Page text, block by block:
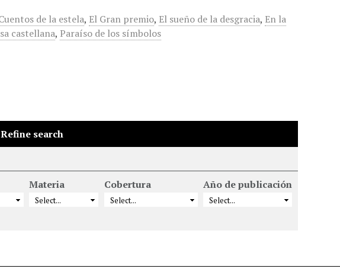
de la estela, El Gran premio, El sueño de la desgracia, En la
castellana, Paraíso de los símbolos
Refine search
Materia Cobertura Año de publicación